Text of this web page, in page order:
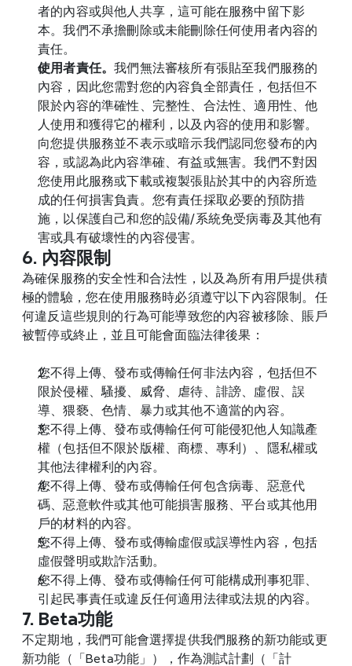
者的內容或與他人共享，這可能在服務中留下影
本。我們不承擔刪除或未能刪除任何使用者內容的
責任。
使用者責任。我們無法審核所有張貼至我們服務的
內容，因此您需對您的內容負全部責任，包括但不
限於內容的準確性、完整性、合法性、適用性、他
人使用和獲得它的權利，以及內容的使用和影響。
向您提供服務並不表示或暗示我們認同您發布的內
容，或認為此內容準確、有益或無害。我們不對因
您使用此服務或下載或複製張貼於其中的內容所造
成的任何損害負責。您有責任採取必要的預防措
施，以保護自己和您的設備/系統免受病毒及其他有
害或具有破壞性的內容侵害。
6. 內容限制
為確保服務的安全性和合法性，以及為所有用戶提供積
極的體驗，您在使用服務時必須遵守以下內容限制。任
何違反這些規則的行為可能導致您的內容被移除、賬戶
被暫停或終止，並且可能會面臨法律後果：
您不得上傳、發布或傳輸任何非法內容，包括但不
限於侵權、騷擾、威脅、虐待、誹謗、虛假、誤
導、猥褻、色情、暴力或其他不適當的內容。
您不得上傳、發布或傳輸任何可能侵犯他人知識產
權（包括但不限於版權、商標、專利）、隱私權或
其他法律權利的內容。
您不得上傳、發布或傳輸任何包含病毒、惡意代
碼、惡意軟件或其他可能損害服務、平台或其他用
戶的材料的內容。
您不得上傳、發布或傳輸虛假或誤導性內容，包括
虛假聲明或欺詐活動。
您不得上傳、發布或傳輸任何可能構成刑事犯罪、
引起民事責任或違反任何適用法律或法規的內容。
7. Beta功能
不定期地，我們可能會選擇提供我們服務的新功能或更
新功能（「Beta功能」），作為測試計劃（「計